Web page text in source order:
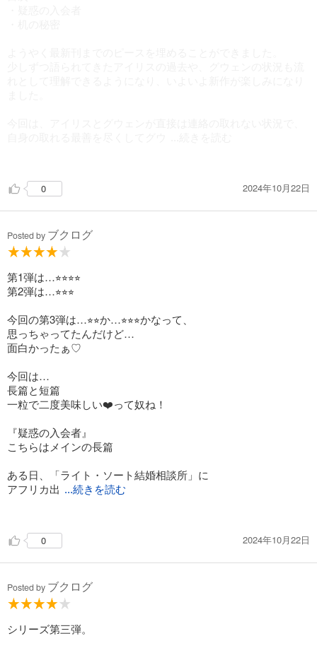
「やりすぎるなよ」と思うと、絶対にやりすぎる二人。
命が奪われることがなかったのは知っているけれど、今までで
ようやく姿を現したグウェンの義父であるハロルド・ベインブ
リッジは、強権的で独断的でいつも不機嫌で、要するにいけ好
かないおやじ。
彼がアフリカから帰ってきたことで、ベインブリッジ家は家族
も使用人もみんなピリピリしている。
し、夫から受け継いだはずの遺産の詳細も知らせないし触らせ
ない。
いやなら実家に帰れとまでいう。
くのだろう？
いつも通り、めんどくさいことを後回しにせず、納得がいくま
二人。
それを外側からサポートする男性二人。サリーとアーチ―。
それぞれのキャラクターがいかんなく魅力を発揮して、ハラハ
ラしたりドキドキしたりほっこりしたりと情緒が落ち着かな
今回はベインブリッジ家の主要使用人たちのキャラクターもわ
かり、今後の活躍も期待できる。
特に有能な執事のパーシヴァルが、意外に愉快な人となりで面
同時収録は、アメリカで第三巻を刊行するときに販売促進のた
短編だけどちゃんと謎はあり、殺人もある。
0 2024年10月22日
Posted by ブクログ
第1弾は…⭐︎⭐︎⭐︎⭐︎
第2弾は…⭐︎⭐︎⭐︎
今回の第3弾は…⭐︎⭐︎か…⭐︎⭐︎⭐︎かなって、
思っちゃってたんだけど…
面白かったぁ♡
今回は…
長篇と短篇
一粒で二度美味しい❤️って奴ね！
『疑惑の入会者』
こちらはメインの長篇
ある日、「ライト・ソート結婚相談所」に
アフリカ出 ...続きを読む
流暢な英語を話す好青年ですが、グウェンの直感は彼の言葉は
嘘だらけと感じてしまって…
急によ急に！！
展開がスピードUPしちゃって
アイリスとグウェンのお互いへの信頼関係も
0 2024年10月22日
Posted by ブクログ
シリーズ第三弾。